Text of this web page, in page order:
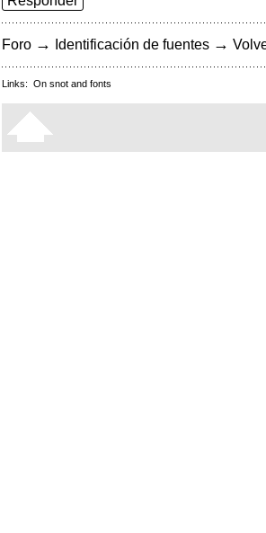
Foro → Identificación de fuentes →
Links: On snot and fonts